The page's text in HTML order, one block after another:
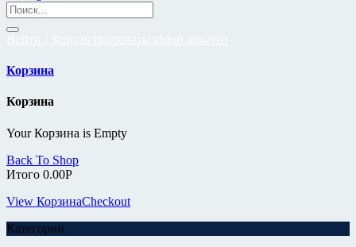
Корзина
Корзина
Your Корзина is Empty
Back To Shop
Итого 0.00Р
View КорзинаCheckout
Категории